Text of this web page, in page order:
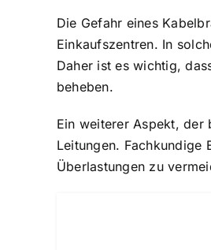
Die Gefahr eines
Einkaufszentren. In
Daher ist es wichtig,
beheben.
Ein weiterer Aspekt, der
Leitungen. Fachkundige
Überlastungen zu